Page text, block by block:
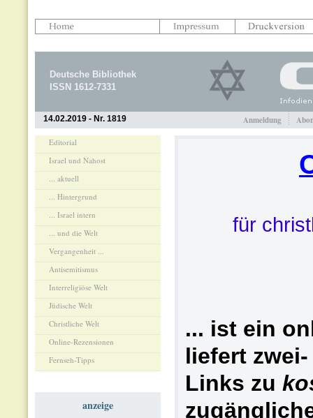
Deutsche Bibliothek
ISSN 1612-7331
14.02.2019 - Nr. 1819 Anmeldung
Editorial
Israel und Nahost
... aktuell
... Hintergrund
... Israel intern
... und die Welt
Vergangenheit ...
Antisemitismus
Interreligiöse Welt
Jüdische Welt
Christliche Welt
Online-Rezensionen
Fernseh-Tipps
anzeige
für
... ist ein
liefert
Links zu